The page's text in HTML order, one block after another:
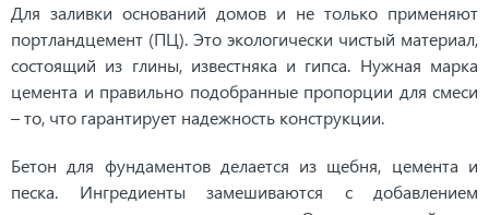
Для заливки оснований домов и не только применяют
портландцемент (ПЦ). Это экологически чистый материал,
состоящий из глины, известняка и гипса. Нужная марка
цемента и правильно подобранные пропорции для смеси
– то, что гарантирует надежность конструкции.
Бетон для фундаментов делается из щебня, цемента и
песка. Ингредиенты замешиваются с добавлением